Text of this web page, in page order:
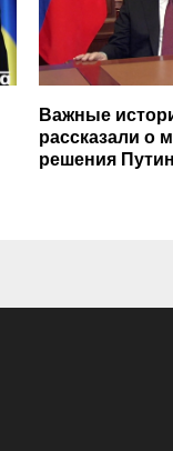
Важные
рассказали о
решения